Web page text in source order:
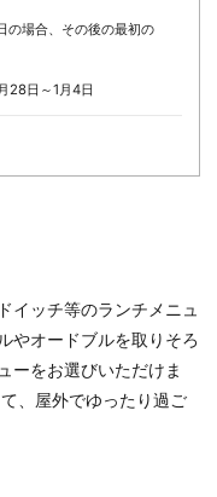
の場合、その後の最初の
28日～1月4日
イッチ等のランチメニュ
やオードブルを取りそろ
ーをお選びいただけま
、屋外でゆったり過ご